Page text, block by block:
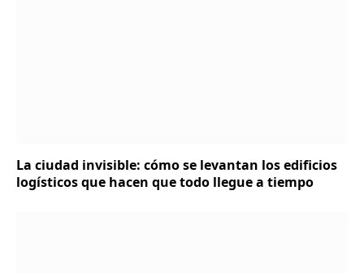
La ciudad invisible: cómo se levantan los edificios
logísticos que hacen que todo llegue a tiempo